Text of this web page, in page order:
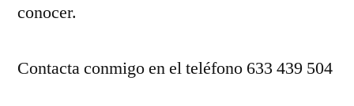
conocer.
Contacta conmigo en el teléfono 633 439 504